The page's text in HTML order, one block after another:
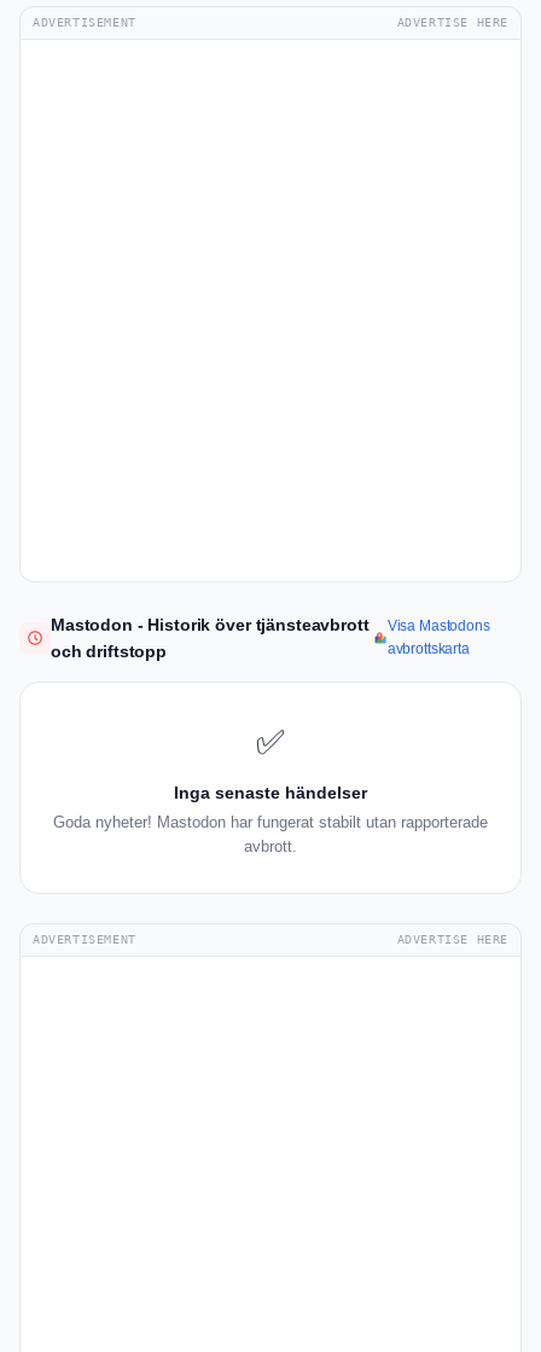
ADVERTISEMENT ADVERTISE HERE
Mastodon - Historik över tjänsteavbrott
och driftstopp
Visa Mastodons
avbrottskarta
✅
Inga senaste händelser
Goda nyheter! Mastodon har fungerat stabilt utan rapporterade
avbrott.
ADVERTISEMENT ADVERTISE HERE